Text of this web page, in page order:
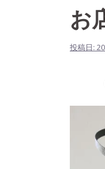
お
投稿日: